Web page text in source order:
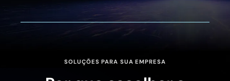
SOLUÇÕES PARA SUA EMPRESA